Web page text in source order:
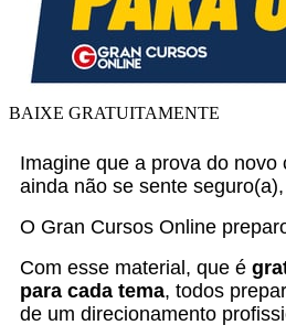
BAIXE GRATUITAMENTE
Imagine que a prova do
ainda não se sente
O Gran Cursos Online
Com esse material, que é
para cada tema, todos
de um direcionamento